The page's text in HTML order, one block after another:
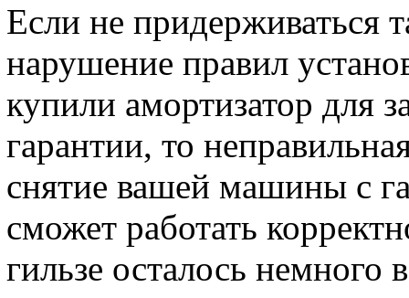
Если не придерживаться
нарушение правил
купили амортизатор для
гарантии, то
снятие вашей машины с
сможет работать
гильзе осталось немного